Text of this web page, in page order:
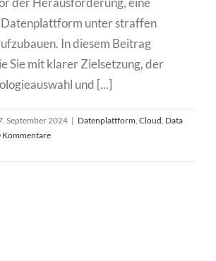
Datenplattform unter straffen
In diesem Beitrag
Sie mit klarer Zielsetzung, der
und [...]
September 2024 | Datenplattform Cloud Data
Kommentare